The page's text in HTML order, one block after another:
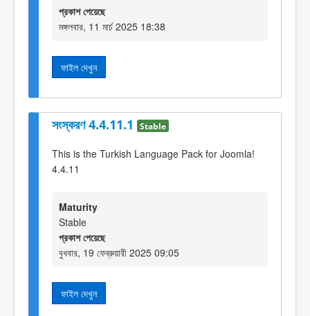
প্রকাশ পেয়েছে
মঙ্গলবার, 11 মার্চ 2025 18:38
ফাইল দেখুন
সংস্করণ 4.4.11.1 Stable
This is the Turkish Language Pack for Joomla!
4.4.11
Maturity
Stable
প্রকাশ পেয়েছে
বুধবার, 19 ফেব্রুয়ারী 2025 09:05
ফাইল দেখুন